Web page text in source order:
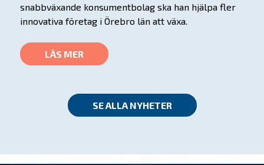
SE ALLA NYHETER
snabbväxande konsumentbolag ska han hjälpa fler
innovativa företag i Örebro län att växa.
LÄS MER